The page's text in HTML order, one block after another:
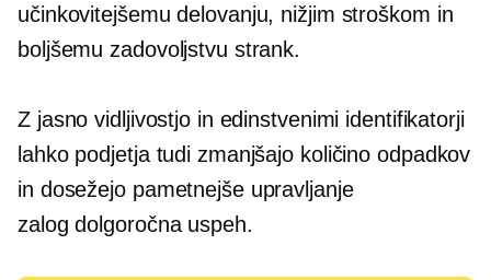
učinkovitejšemu delovanju, nižjim stroškom in
boljšemu zadovoljstvu strank.
Z jasno vidljivostjo in edinstvenimi identifikatorji
lahko podjetja tudi zmanjšajo količino odpadkov
in dosežejo pametnejše upravljanje
zalogdolgoročnauspeh.